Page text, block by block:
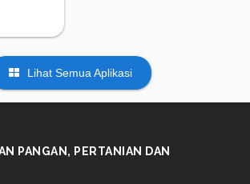
Lihat Semua Aplikasi
PANGAN, PERTANIAN DAN